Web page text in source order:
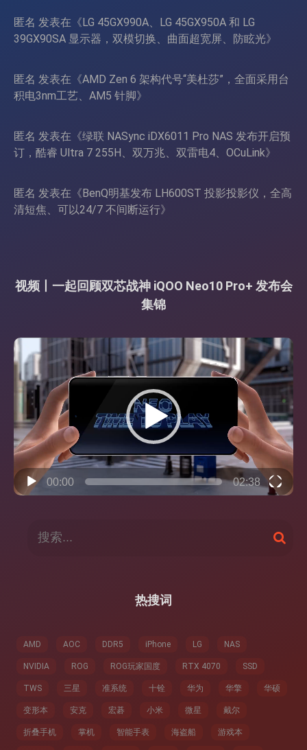
匿名 发表在《 LG 45GX990A、LG 45GX950A 和 LG
39GX90SA 显示器，双模切换、曲面超宽屏、防眩光》
匿名 发表在《AMD Zen 6 架构代号“美杜莎”，全面采用台
积电3nm工艺、AM5 针脚》
匿名 发表在《绿联 NASync iDX6011 Pro NAS 发布开启预
订，酷睿 Ultra 7 255H、双万兆、双雷电4、OCuLink》
匿名 发表在《 BenQ明基发布 LH600ST 投影投影仪，全高
清短焦、可以24/7 不间断运行》
视频丨一起回顾双芯战神 iQOO Neo10 Pro+ 发布会
集锦
视
频
播
放
器
00:00 02:38
搜
索
热搜词
AMD AOC DDR5 iPhone LG NAS
NVIDIA ROG ROG玩家国度 RTX 4070 SSD
TWS 三星 准系统 十铨 华为 华擎 华硕
变形本 安克 宏碁 小米 微星 戴尔
折叠手机 掌机 智能手表 海盗船 游戏本